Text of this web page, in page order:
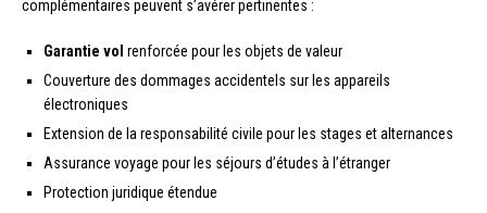
complémentaires peuvent s’avérer pertinentes :
Garantie vol renforcée pour les objets de valeur
Couverture des dommages accidentels sur les appareils
électroniques
Extension de la responsabilité civile pour les stages et alternances
Assurance voyage pour les séjours d’études à l’étranger
Protection juridique étendue